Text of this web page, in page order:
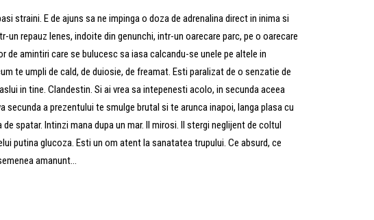
straini. E de ajuns sa ne impinga o doza de adrenalina direct in inima si
repauz lenes, indoite din genunchi, intr-un oarecare parc, pe o oarecare
de amintiri care se bulucesc sa iasa calcandu-se unele pe altele in
te umpli de cald, de duiosie, de freamat. Esti paralizat de o senzatie de
in tine. Clandestin. Si ai vrea sa intepenesti acolo, in secunda aceea
secunda a prezentului te smulge brutal si te arunca inapoi, langa plasa cu
spatar. Intinzi mana dupa un mar. Il mirosi. Il stergi neglijent de coltul
putina glucoza. Esti un om atent la sanatatea trupului. Ce absurd, ce
amanunt…